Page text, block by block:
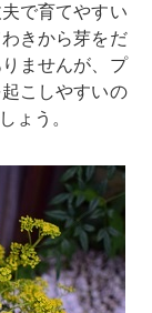
で育てやすい
きから芽をだ
ませんが、プ
こしやすいの
ょう。